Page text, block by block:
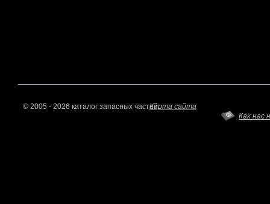
© 2005 - 2026 каталог запасных частей.Карта сайта
Как нас